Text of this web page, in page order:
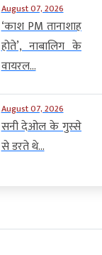
August 07, 2026
‘काश PM तानाशाह
होते’, नाबालिग के
वायरल...
August 07, 2026
सनी देओल के गुस्से
से डरते थे...